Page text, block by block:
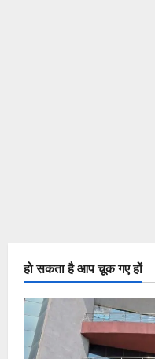
हो सकता है आप चूक गए हों